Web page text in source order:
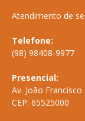
Atendimento de
Telefone:
(98) 98408-9977
Presencial:
Av. João
CEP: 65525000